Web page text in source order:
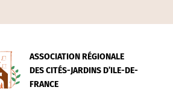
ASSOCIATION RÉGIONALE
DES CITÉS-JARDINS D’ILE-DE-
FRANCE